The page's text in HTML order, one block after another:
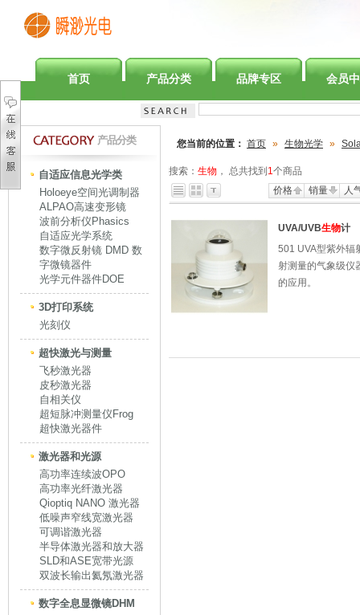
首页 产品分类 品牌专区 会员
产品分类
自适应信息光学类
Holoeye空间光调制器
ALPAO高速变形镜
波前分析仪Phasics
自适应光学系统
数字微反射镜 DMD 数
字微镜器件
光学元件器件DOE
3D打印系统
光刻仪
超快激光与测量
飞秒激光器
皮秒激光器
自相关仪
超短脉冲测量仪Frog
超快激光器件
激光器和光源
高功率连续波OPO
高功率光纤激光器
Qioptiq NANO 激光器
低噪声窄线宽激光器
可调谐激光器
半导体激光器和放大器
SLD和ASE宽带光源
双波长输出氦氖激光器
数字全息显微镜DHM
您当前的位置： 首页 » 生物光学 »
搜索： 生物 ， 总共找到 1个商品
价格
销量 人
UVA/UVB生物计
501 UVA型紫外辐
射测量的气象级仪
的应用。